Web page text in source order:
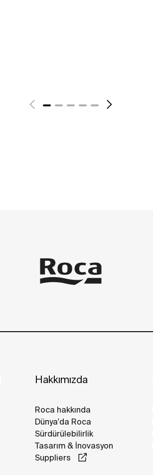
Hakkımızda
Roca hakkında
Dünya'da Roca
Sürdürülebilirlik
Tasarım & İnovasyon
Suppliers